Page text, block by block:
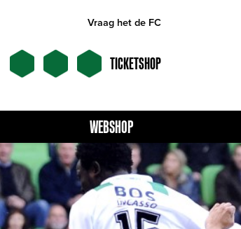
Vraag het de FC
TICKETSHOP
WEBSHOP